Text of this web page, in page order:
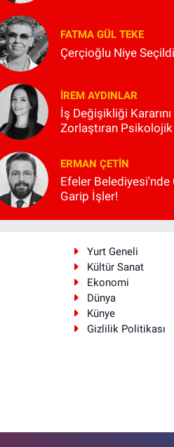
FATMA GÜL TEKE
Çerçioğlu Niye
İREM AYDINLAR
İş Değişikliği Kararını
Zorlaştıran
ERMAN ÇETIN
Efeler Belediyesi'nde
Garip İşler!
Yurt Geneli
Kültür Sanat
Ekonomi
Dünya
Künye
Gizlilik Politikası